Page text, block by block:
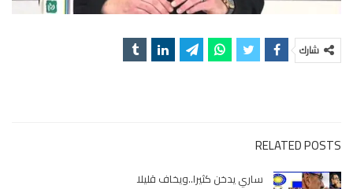
شارك
RELATED POSTS
ساري يدخن كثيرا..ويخاف قليلا